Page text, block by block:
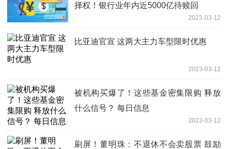
择权！银行业年内近5000亿待赎回
2023-03-12
比亚迪官宣 这两大主力车型限时优惠
2023-03-12
被机构买爆了！这些基金密集限购 释放
什么信号？ 每日信息
2023-03-12
刷屏！董明珠：不退休不会卖股票 鼓励